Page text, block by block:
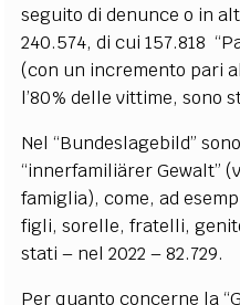
seguito di denunce o in
240.574, di cui 157.818
(con un incremento pari
l’80% delle vittime, sono
Nel “Bundeslagebild”
“innerfamiliärer Gewalt”
famiglia), come, ad
figli, sorelle, fratelli,
stati – nel 2022 – 82.729.
Per quanto concerne la